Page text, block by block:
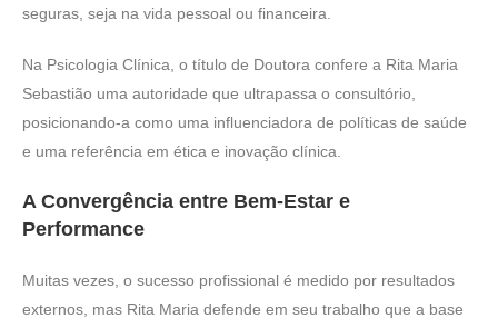
seguras, seja na vida pessoal ou financeira.
Na Psicologia Clínica, o título de Doutora confere a Rita Maria
Sebastião uma autoridade que ultrapassa o consultório,
posicionando-a como uma influenciadora de políticas de saúde
e uma referência em ética e inovação clínica.
A Convergência entre Bem-Estar e
Performance
Muitas vezes, o sucesso profissional é medido por resultados
externos, mas Rita Maria defende em seu trabalho que a base